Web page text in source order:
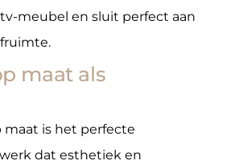
meubel en sluit perfect aan
maat als
maat is het perfecte
dat esthetiek en